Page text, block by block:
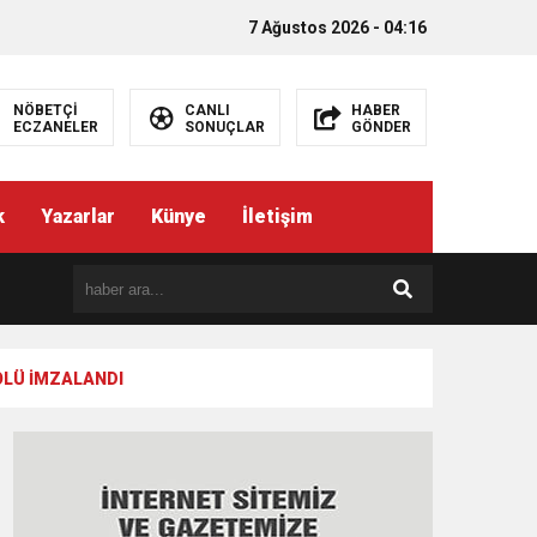
7 Ağustos 2026 - 04:16
NÖBETÇİ
ECZANELER
CANLI
SONUÇLAR
HABER
GÖNDER
Yazarlar Künye İletişim
İMZALANDI